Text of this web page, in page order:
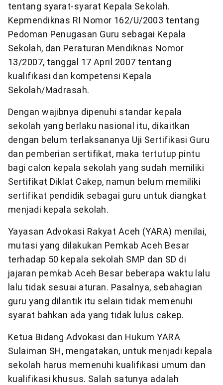
tentang syarat-syarat Kepala Sekolah.
Kepmendiknas RI Nomor 162/U/2003 tentang
Pedoman Penugasan Guru sebagai Kepala
Sekolah, dan Peraturan Mendiknas Nomor
13/2007, tanggal 17 April 2007 tentang
kualifikasi dan kompetensi Kepala
Sekolah/Madrasah.
Dengan wajibnya dipenuhi standar kepala
sekolah yang berlaku nasional itu, dikaitkan
dengan belum terlaksananya Uji Sertifikasi Guru
dan pemberian sertifikat, maka tertutup pintu
bagi calon kepala sekolah yang sudah memiliki
Sertifikat Diklat Cakep, namun belum memiliki
sertifikat pendidik sebagai guru untuk diangkat
menjadi kepala sekolah.
Yayasan Advokasi Rakyat Aceh (YARA) menilai,
mutasi yang dilakukan Pemkab Aceh Besar
terhadap 50 kepala sekolah SMP dan SD di
jajaran pemkab Aceh Besar beberapa waktu lalu
lalu tidak sesuai aturan. Pasalnya, sebahagian
guru yang dilantik itu selain tidak memenuhi
syarat bahkan ada yang tidak lulus cakep.
Ketua Bidang Advokasi dan Hukum YARA
Sulaiman SH, mengatakan, untuk menjadi kepala
sekolah harus memenuhi kualifikasi umum dan
kualifikasi khusus. Salah satunya adalah